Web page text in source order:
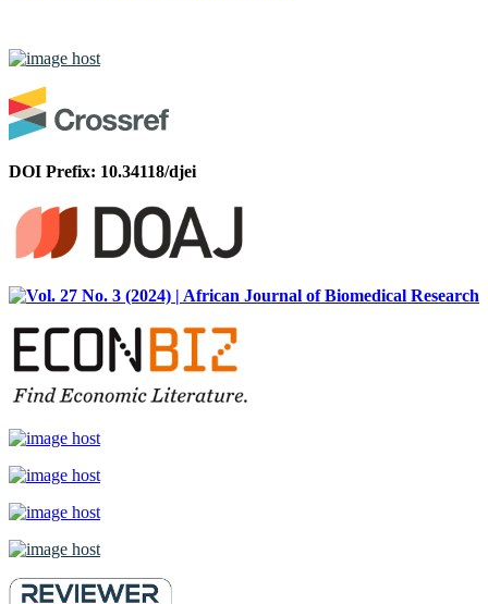
DOI Prefix: 10.34118/djei